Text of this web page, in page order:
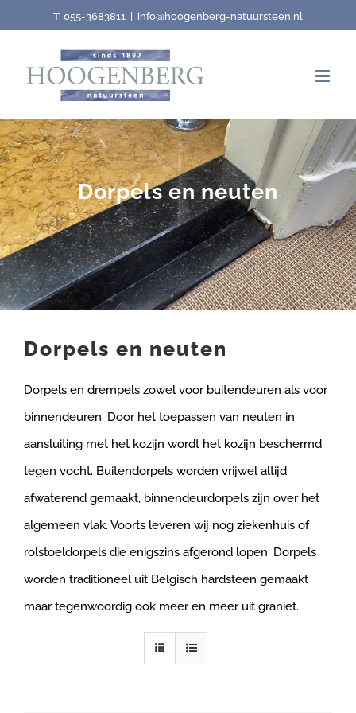
content
T: 055-3683811 info@hoogenberg-natuursteen.nl
Dorpels en neuten
Dorpels en neuten
Dorpels en drempels zowel voor buitendeuren als voor
binnendeuren. Door het toepassen van neuten in
aansluiting met het kozijn wordt het kozijn beschermd
tegen vocht. Buitendorpels worden vrijwel altijd
afwaterend gemaakt, binnendeurdorpels zijn over het
algemeen vlak. Voorts leveren wij nog ziekenhuis of
rolstoeldorpels die enigszins afgerond lopen. Dorpels
worden traditioneel uit Belgisch hardsteen gemaakt
maar tegenwoordig ook meer en meer uit graniet.